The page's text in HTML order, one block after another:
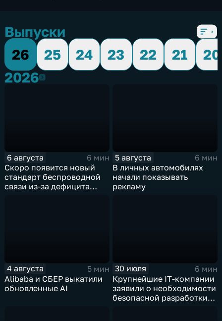
Выпуски
26
25 24 23 22 21
20
20262026
6 августа
6 мин
Скоро появится новый
стандарт беспроводной
связи из-за дефицита
5 августа
6 мин
В личных автомобилях
начали показывать
рекламу
4 августа
5 мин
Alibaba и СБЕР выкатили
обновленные AI
30 июля
6 мин
Крупнейшие IT‑компании
заявили о необходимости
безопасной разработки